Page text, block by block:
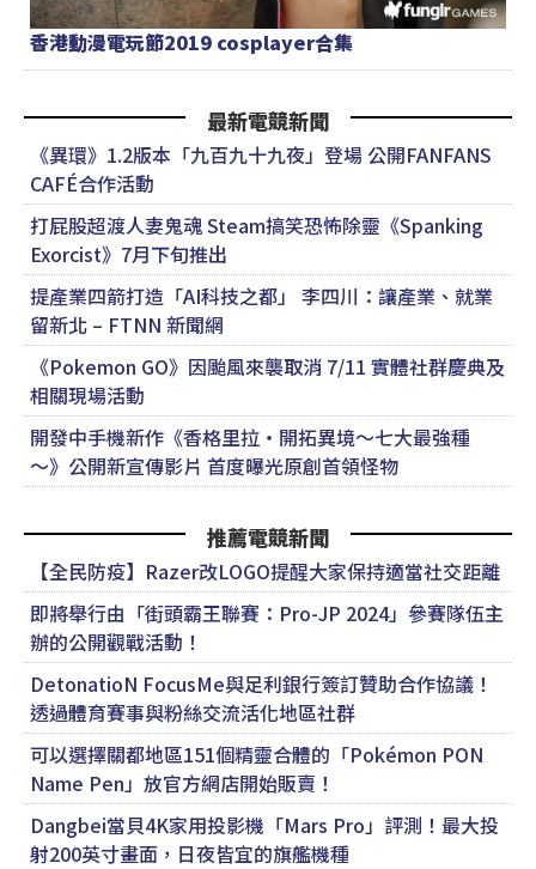
香港動漫電玩節2019 cosplayer合集
最新電競新聞
《異環》1.2版本「九百九十九夜」登場 公開FANFANS
CAFÉ合作活動
打屁股超渡人妻鬼魂 Steam搞笑恐怖除靈《Spanking
Exorcist》7月下旬推出
提產業四箭打造「AI科技之都」 李四川：讓產業、就業
留新北 – FTNN 新聞網
《Pokemon GO》因颱風來襲取消 7/11 實體社群慶典及
相關現場活動
開發中手機新作《香格里拉・開拓異境～七大最強種
～》公開新宣傳影片 首度曝光原創首領怪物
推薦電競新聞
【全民防疫】Razer改LOGO提醒大家保持適當社交距離
即將舉行由「街頭霸王聯賽：Pro-JP 2024」參賽隊伍主
辦的公開觀戰活動！
DetonatioN FocusMe與足利銀行簽訂贊助合作協議！
透過體育賽事與粉絲交流活化地區社群
可以選擇關都地區151個精靈合體的「Pokémon PON
Name Pen」放官方網店開始販賣！
Dangbei當貝4K家用投影機「Mars Pro」評測！最大投
射200英寸畫面，日夜皆宜的旗艦機種